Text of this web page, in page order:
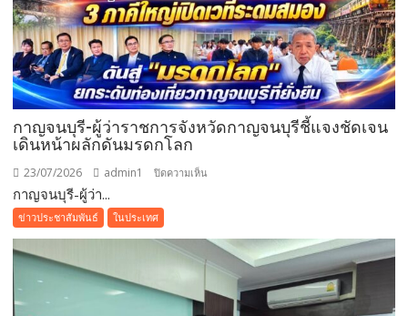
เป็น
ผู้
ให้
มากกว่า
ผู้รับ
กาญจนบุรี-ผู้ว่าราชการจังหวัดกาญจนบุรีชี้แจงชัดเจน
เดินหน้าผลักดันมรดกโลก
23/07/2026 admin1 ปิดความเห็น
ราชการ
จังหวัด
กาญจนบุรี
กาญจนบุรี-ผู้ว่า...
ข่าวประชาสัมพันธ์ ในประเทศ